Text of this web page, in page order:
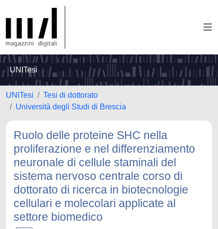
UNITesi
UNITesi
Tesi di dottorato
Università degli Studi di Brescia
Ruolo delle proteine SHC nella
proliferazione e nel differenziamento
neuronale di cellule staminali del
sistema nervoso centrale corso di
dottorato di ricerca in biotecnologie
cellulari e molecolari applicate al
settore biomedico